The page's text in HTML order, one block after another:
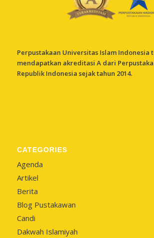
Perpustakaan Universitas Islam Indonesia
mendapatkan akreditasi A dari
Republik Indonesia sejak tahun 2014.
CATEGORIES
Agenda
Artikel
Berita
Blog Pustakawan
Candi
Dakwah Islamiyah